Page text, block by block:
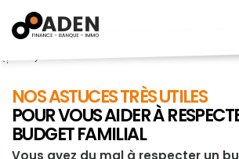
<!---->
NOS ASTUCES TRÈS UTILES
POUR VOUS AIDER À
BUDGET FAMILIAL
Vous avez du mal à respecter un